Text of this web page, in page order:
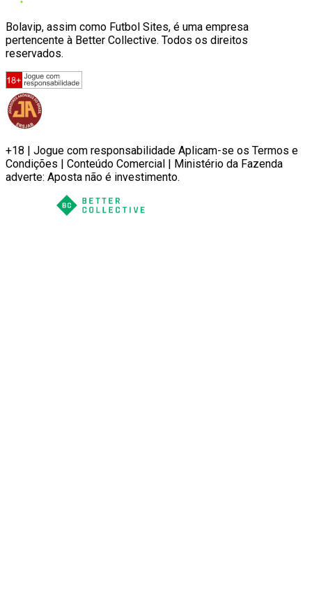
Bolavip, assim como Futbol Sites, é uma empresa
pertencente à Better Collective. Todos os direitos
reservados.
+18 | Jogue com responsabilidade Aplicam-se os Termos e
Condições | Conteúdo Comercial | Ministério da Fazenda
adverte: Aposta não é investimento.